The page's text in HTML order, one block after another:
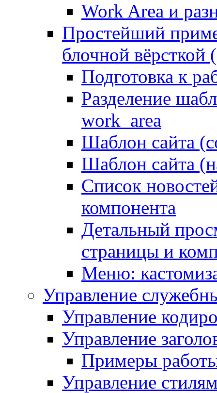
Work Area и
Простейший
блочной вёрсткой
Подготовка к
Разделение
work_area
Шаблон сайта
Шаблон сайта
Список
компонента
Детальный
страницы и
Меню:
Управление
Управление
Управление
Примеры
Управление